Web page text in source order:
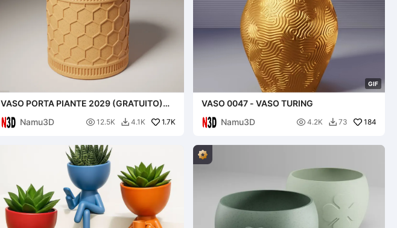
VASO PORTA PIANTE 2029 (GRATUITO)
Namu3D
 12.5K  4.1K 1.7K
GIF
VASO 0047 - VASO TURING
Namu3D
 4.2K  73 184